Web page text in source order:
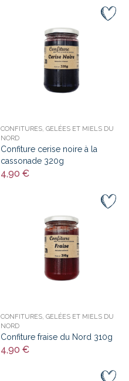
CONFITURES, GELÉES ET MIELS DU
NORD
Confiture cerise noire à la
cassonade 320g
4,90 €
CONFITURES, GELÉES ET MIELS DU
NORD
Confiture fraise du Nord 310g
4,90 €